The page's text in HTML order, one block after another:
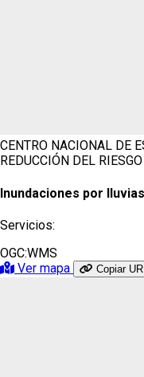
CENTRO NACIONAL DE
REDUCCIÓN DEL
Inundaciones por
Servicios:
OGC:WMS
Ver mapa
Copiar